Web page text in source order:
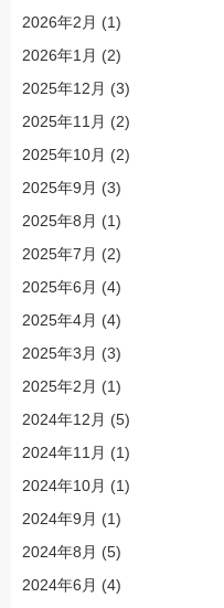
2026年2月 (1)
2026年1月 (2)
2025年12月 (3)
2025年11月 (2)
2025年10月 (2)
2025年9月 (3)
2025年8月 (1)
2025年7月 (2)
2025年6月 (4)
2025年4月 (4)
2025年3月 (3)
2025年2月 (1)
2024年12月 (5)
2024年11月 (1)
2024年10月 (1)
2024年9月 (1)
2024年8月 (5)
2024年6月 (4)